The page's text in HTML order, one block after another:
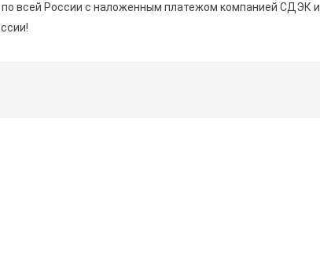
всей России с наложенным платежом компанией СДЭК и